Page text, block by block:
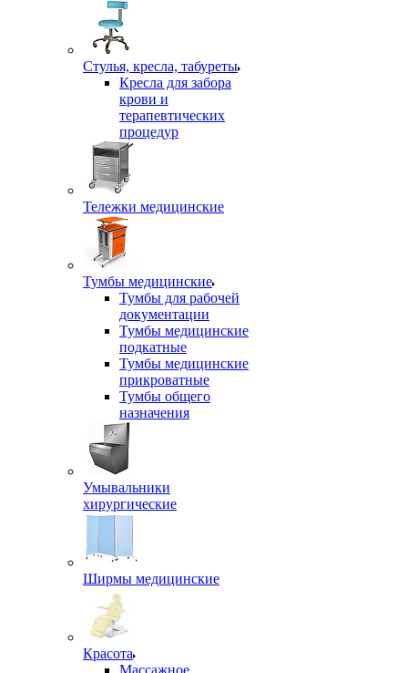
Стулья, кресла, табуреты
Кресла для забора
крови и
терапевтических
процедур
Тележки медицинские
Тумбы медицинские
Тумбы для рабочей
документации
Тумбы медицинские
подкатные
Тумбы медицинские
прикроватные
Тумбы общего
назначения
Умывальники
хирургические
Ширмы медицинские
Красота
Массажное